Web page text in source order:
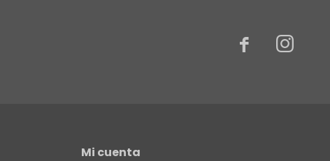
 
Mi cuenta